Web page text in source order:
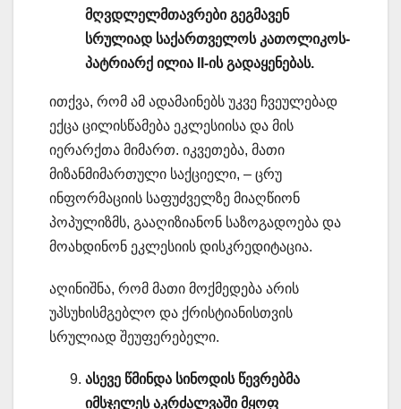
მღვდლელმთავრები გეგმავენ
სრულიად საქართველოს კათოლიკოს-
პატრიარქ ილია II-ის გადაყენებას.
ითქვა, რომ ამ ადამაინებს უკვე ჩვეულებად
ექცა ცილისწამება ეკლესიისა და მის
იერარქთა მიმართ. იკვეთება, მათი
მიზანმიმართული საქციელი, – ცრუ
ინფორმაციის საფუძველზე მიაღწიონ
პოპულიზმს, გააღიზიანონ საზოგადოება და
მოახდინონ ეკლესიის დისკრედიტაცია.
აღინიშნა, რომ მათი მოქმედება არის
უპსუხისმგებლო და ქრისტიანისთვის
სრულიად შეუფერებელი.
ასევე წმინდა სინოდის წევრებმა
იმსჯელეს აკრძალვაში მყოფ